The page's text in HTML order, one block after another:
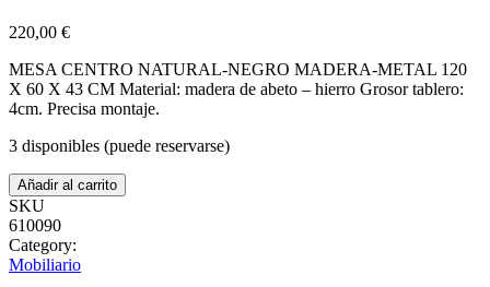
220,00 €
MESA CENTRO NATURAL-NEGRO MADERA-METAL 120
X 60 X 43 CM Material: madera de abeto – hierro Grosor tablero:
4cm. Precisa montaje.
3 disponibles (puede reservarse)
MESA
CENTRO
NATURAL-
NEGRO
MADERA-
METAL
120
Añadir al carrito
SKU
610090
Category:
Mobiliario